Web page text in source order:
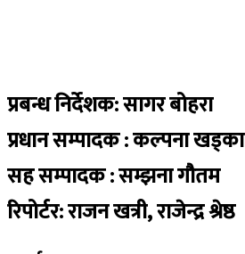
प्रबन्ध निर्देशक: सागर बोहरा
प्रधान सम्पादक : कल्पना खड्का
सह सम्पादक : सम्झना गौतम
रिपोर्टर: राजन खत्री, राजेन्द्र श्रेष्ठ